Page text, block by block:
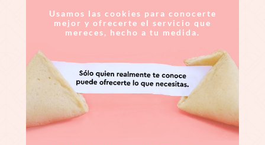
Usamos las cookies para conocerte
mejor y ofrecerte el servicio que
mereces, hecho a tu medida.